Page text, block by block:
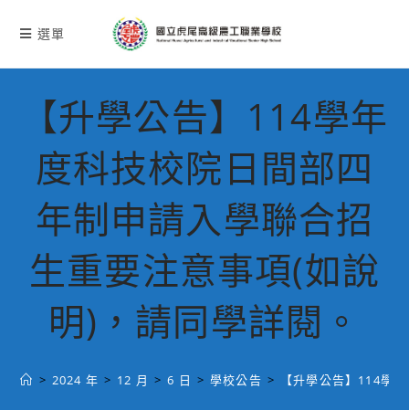
選單
【升學公告】114學年
度科技校院日間部四
年制申請入學聯合招
生重要注意事項(如說
明)，請同學詳閱。
> 2024 年 > 12 月 > 6 日 > 學校公告 > 【升學公告】114學